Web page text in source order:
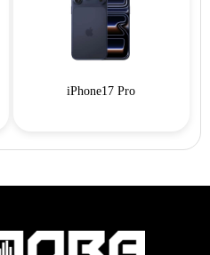
iPhone17 Pro